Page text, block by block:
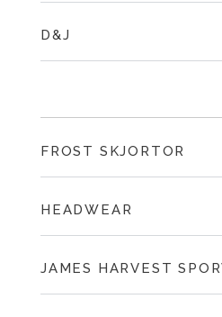
D&J
FROST SKJORTOR
HEADWEAR
JAMES HARVEST